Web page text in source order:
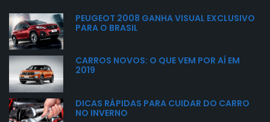
PEUGEOT 2008 GANHA VISUAL EXCLUSIVO
PARA O BRASIL
CARROS NOVOS: O QUE VEM POR AÍ EM
2019
DICAS RÁPIDAS PARA CUIDAR DO CARRO
NO INVERNO